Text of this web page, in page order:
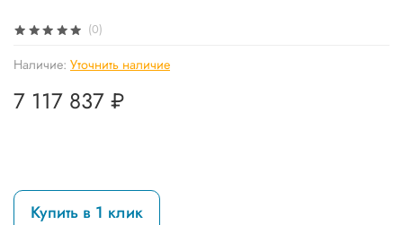
(0)
Наличие: Уточнить наличие
7 117 837 ₽
Купить в 1 клик